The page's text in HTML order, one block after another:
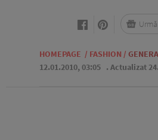
HOMEPAGE / FASHION /
12.01.2010, 03:05 . Actualizat